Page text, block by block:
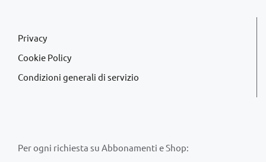
Privacy
Cookie Policy
Condizioni generali di servizio
Per ogni richiesta su Abbonamenti e Shop: